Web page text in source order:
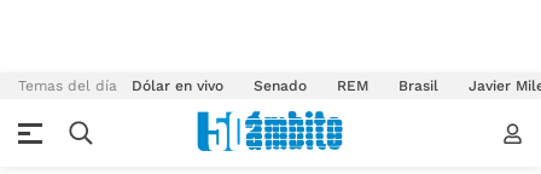
Temas del día Dólar en vivo Senado REM Brasil Javier